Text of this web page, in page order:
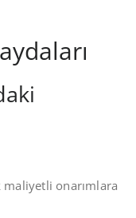
maliyetli onarımlara